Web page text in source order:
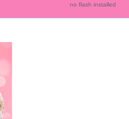
no flash installed